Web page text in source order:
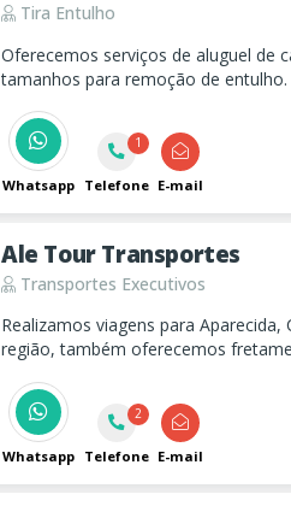
Tira Entulho
Oferecemos serviços de aluguel de
tamanhos para remoção de
Whatsapp
1
Telefone E-mail
Ale Tour Transportes
Transportes Executivos
Realizamos viagens para Aparecida,
região, também oferecemos
Whatsapp
2
Telefone E-mail